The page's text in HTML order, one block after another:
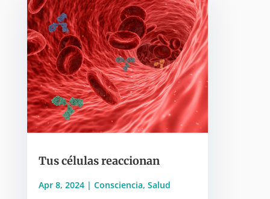
Tus células reaccionan
Apr 8, 2024| Consciencia, Salud